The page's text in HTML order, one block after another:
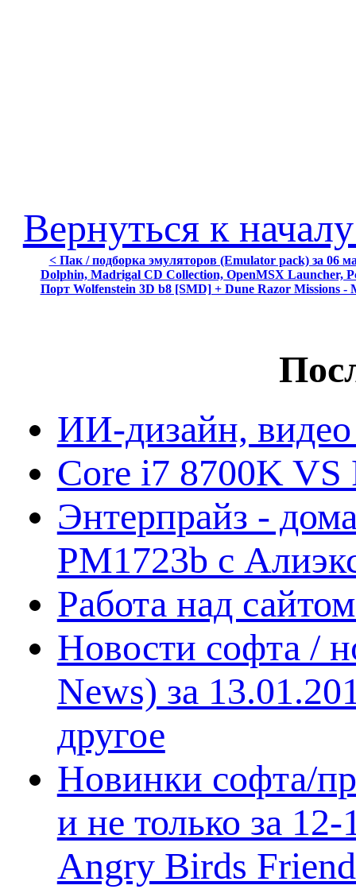
Вернуться к
< Пак / подборка эмуляторов (Emulator pack) за 06
Dolphin, Madrigal CD Collection, OpenMSX Launcher,
Порт Wolfenstein 3D b8 [SMD] + Dune Razor Missions
ИИ-дизайн,
Core i7 8700K VS
Энтерпрайз -
PM1723b с
Работа над
Новости софта /
News) за
другое
Новинки софта/
и не только за
Angry Birds